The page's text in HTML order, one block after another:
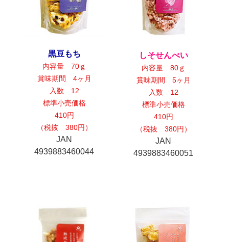
黒豆もち
内容量 70ｇ
賞味期間 4ヶ月
入数 12
標準小売価格
410円
（税抜 380円）
JAN
4939883460044
しそせんべい
内容量 80ｇ
賞味期間 5ヶ月
入数 12
標準小売価格
410円
（税抜 380円）
JAN
4939883460051